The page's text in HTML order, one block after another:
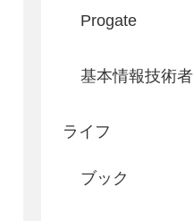
Progate
基本情報技術者
ライフ
ブック